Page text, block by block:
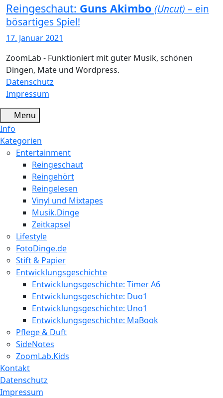
Reingeschaut: Guns Akimbo (Uncut) – ein
bösartiges Spiel!
17. Januar 2021
ZoomLab - Funktioniert mit guter Musik, schönen
Dingen, Mate und Wordpress.
Datenschutz
Impressum
Menu
Info
Kategorien
Entertainment
Reingeschaut
Reingehört
Reingelesen
Vinyl und Mixtapes
Musik.Dinge
Zeitkapsel
Lifestyle
FotoDinge.de
Stift & Papier
Entwicklungsgeschichte
Entwicklungsgeschichte: Timer A6
Entwicklungsgeschichte: Duo1
Entwicklungsgeschichte: Uno1
Entwicklungsgeschichte: MaBook
Pflege & Duft
SideNotes
ZoomLab.Kids
Kontakt
Datenschutz
Impressum